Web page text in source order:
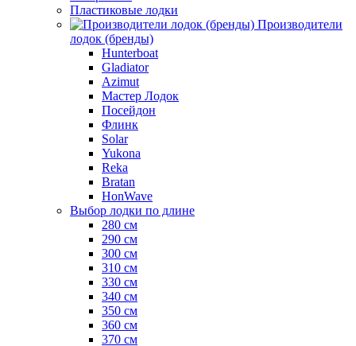
Пластиковые лодки
Производители
лодок (бренды)
Hunterboat
Gladiator
Azimut
Мастер Лодок
Посейдон
Флинк
Solar
Yukona
Reka
Bratan
HonWave
Выбор лодки по длине
280 см
290 см
300 см
310 см
330 см
340 см
350 см
360 см
370 см